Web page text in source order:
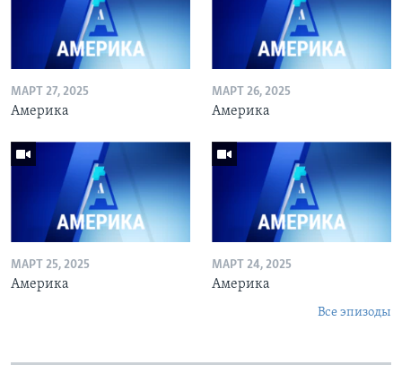
МАРТ 27, 2025
Америка
МАРТ 26, 2025
Америка
МАРТ 25, 2025
Америка
МАРТ 24, 2025
Америка
Все эпизоды